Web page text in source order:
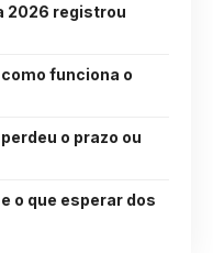
2026 registrou
funciona o
o prazo ou
o que esperar dos